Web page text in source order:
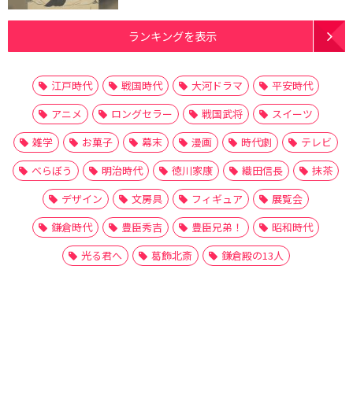
ランキングを表示
江戸時代 戦国時代 大河ドラマ
平安時代
アニメ
ロングセラー 戦国武将
スイーツ
雑学
お菓子 幕末 漫画 時代劇
テレビ
べらぼう
明治時代 徳川家康 織田信長
抹茶
デザイン
文房具 フィギュア
展覧会
鎌倉時代
豊臣秀吉 豊臣兄弟！
昭和時代
光る君へ
葛飾北斎 鎌倉殿の13人